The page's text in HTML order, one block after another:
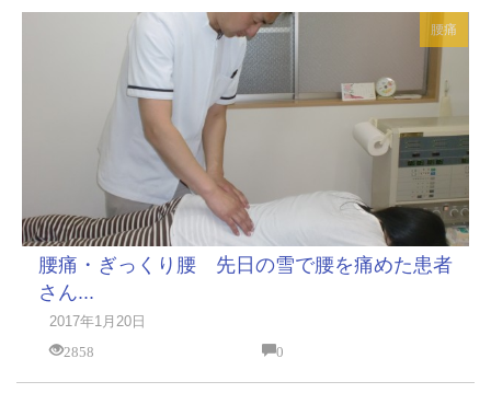
腰痛
腰痛・ぎっくり腰 先日の雪で腰を痛めた患者
さん...
2017年1月20日
2858
0